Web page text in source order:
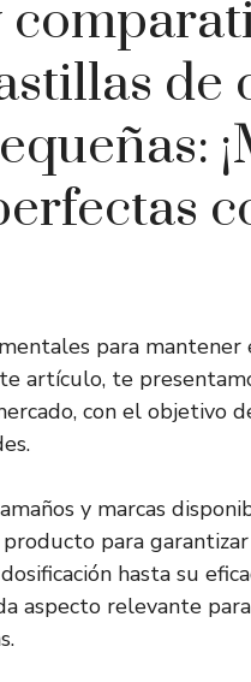
de
para mantener
artículo, te
con el objetivo
y marcas
producto para
hasta su
aspecto relevante